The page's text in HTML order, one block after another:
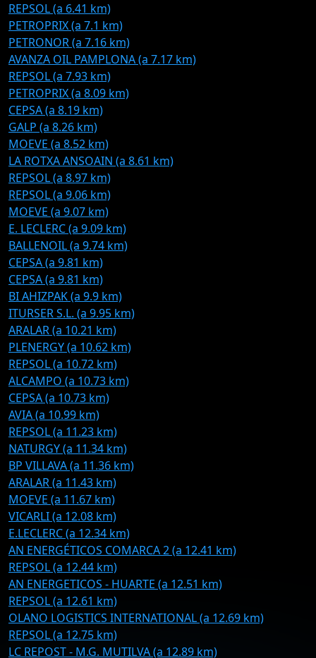
REPSOL (a 6.41 km)
PETROPRIX (a 7.1 km)
PETRONOR (a 7.16 km)
AVANZA OIL PAMPLONA (a 7.17 km)
REPSOL (a 7.93 km)
PETROPRIX (a 8.09 km)
CEPSA (a 8.19 km)
GALP (a 8.26 km)
MOEVE (a 8.52 km)
LA ROTXA ANSOAIN (a 8.61 km)
REPSOL (a 8.97 km)
REPSOL (a 9.06 km)
MOEVE (a 9.07 km)
E. LECLERC (a 9.09 km)
BALLENOIL (a 9.74 km)
CEPSA (a 9.81 km)
CEPSA (a 9.81 km)
BI AHIZPAK (a 9.9 km)
ITURSER S.L. (a 9.95 km)
ARALAR (a 10.21 km)
PLENERGY (a 10.62 km)
REPSOL (a 10.72 km)
ALCAMPO (a 10.73 km)
CEPSA (a 10.73 km)
AVIA (a 10.99 km)
REPSOL (a 11.23 km)
NATURGY (a 11.34 km)
BP VILLAVA (a 11.36 km)
ARALAR (a 11.43 km)
MOEVE (a 11.67 km)
VICARLI (a 12.08 km)
E.LECLERC (a 12.34 km)
AN ENERGÉTICOS COMARCA 2 (a 12.41 km)
REPSOL (a 12.44 km)
AN ENERGETICOS - HUARTE (a 12.51 km)
REPSOL (a 12.61 km)
OLANO LOGISTICS INTERNATIONAL (a 12.69 km)
REPSOL (a 12.75 km)
LC REPOST - M.G. MUTILVA (a 12.89 km)